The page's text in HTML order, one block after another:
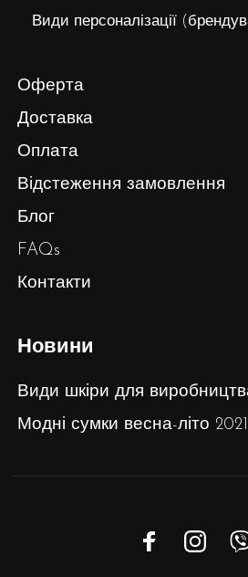
Види персоналізації
Оферта
Доставка
Оплата
Відстеження замовлення
Блог
FAQs
Контакти
Новини
Види шкіри для
Модні сумки весна-літо 2021